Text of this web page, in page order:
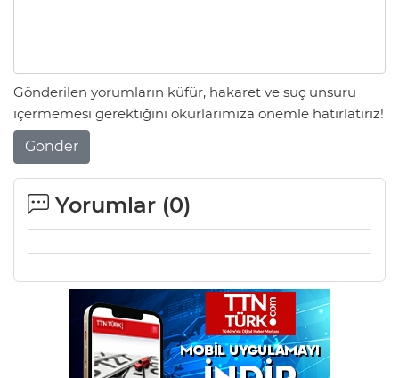
Gönderilen yorumların küfür, hakaret ve suç unsuru
içermemesi gerektiğini okurlarımıza önemle hatırlatırız!
Gönder
Yorumlar (0)